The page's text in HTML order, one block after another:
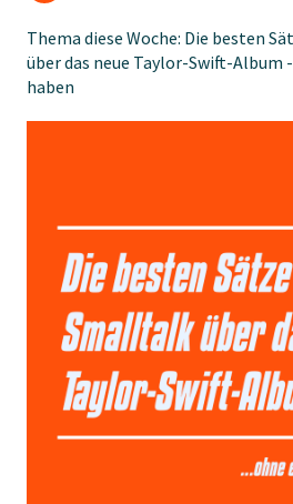
Thema diese Woche: Die besten
über das neue Taylor-Swift-Album
haben